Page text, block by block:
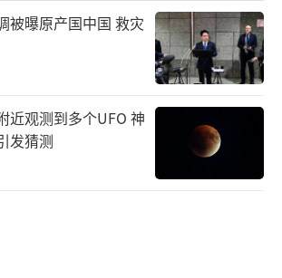
狠。
？
吁美国，撤销对欧盟的钢铝关
行谈判，关税带来的只会是双
双赢。”
被曝原产国中国 救灾
近观测到多个UFO 神
发猜测